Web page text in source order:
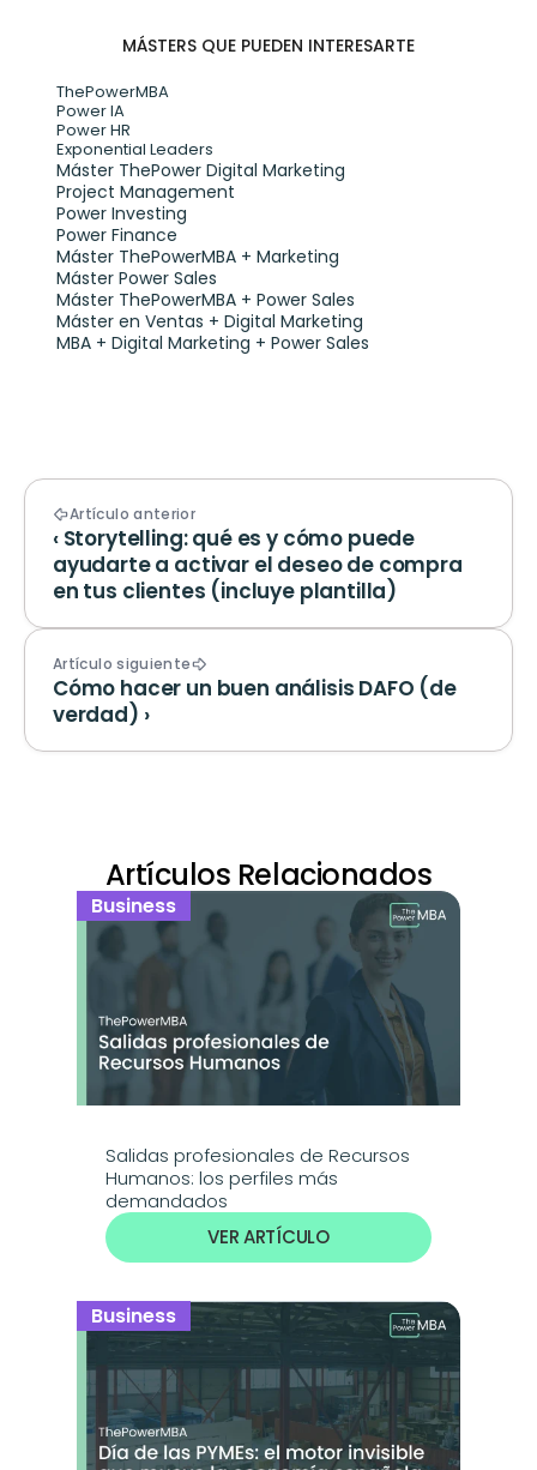
MÁSTERS QUE PUEDEN INTERESARTE
ThePowerMBA
Power IA
Power HR
Exponential Leaders
Máster ThePower Digital Marketing
Project Management
Power Investing
Power Finance
Máster ThePowerMBA + Marketing
Máster Power Sales
Máster ThePowerMBA + Power Sales
Máster en Ventas + Digital Marketing
MBA + Digital Marketing + Power Sales
Artículo anterior
‹ Storytelling: qué es y cómo puede
ayudarte a activar el deseo de compra
en tus clientes (incluye plantilla)
Artículo siguiente
Cómo hacer un buen análisis DAFO (de
verdad) ›
Artículos Relacionados
Business
Salidas profesionales de Recursos
Humanos: los perfiles más
demandados
VER ARTÍCULO
Business